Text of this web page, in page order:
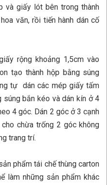
và giấy lót bên trong thành
văn, rồi tiến hành dán cố
rộng khoảng 1,5cm vào
tạo thành hộp bằng súng
tự dán các mép giấy tấm
súng bắn kéo và dán kín ở 4
4 góc. Dán 2 góc ở 3 cạnh
chừa trống 2 góc không
trang trí.
phẩm tái chế thùng carton
làm những sản phẩm khác